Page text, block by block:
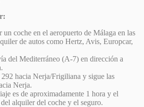
un coche en el aeropuerto de Málaga en las
de autos como Hertz, Avis, Europcar,
del Mediterráneo (A-7) en dirección a
hacia Nerja/Frigiliana y sigue las
Nerja.
es de aproximadamente 1 hora y el
alquiler del coche y el seguro.